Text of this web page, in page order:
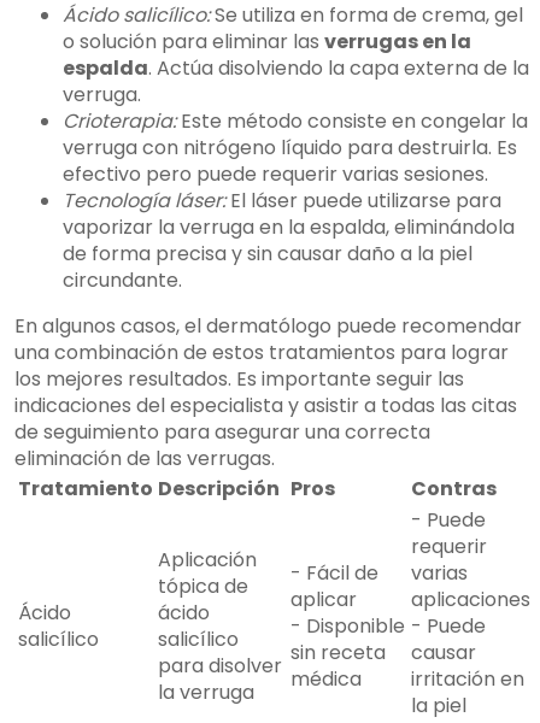
Ácido salicílico:Se utiliza en forma de crema, gel
o solución para eliminar las verrugas en la
espalda. Actúa disolviendo la capa externa de la
verruga.
Crioterapia:Este método consiste en congelar la
verruga con nitrógeno líquido para destruirla. Es
efectivo pero puede requerir varias sesiones.
Tecnología láser:El láser puede utilizarse para
vaporizar la verruga en la espalda, eliminándola
de forma precisa y sin causar daño a la piel
circundante.
En algunos casos, el dermatólogo puede recomendar
una combinación de estos tratamientos para lograr
los mejores resultados. Es importante seguir las
indicaciones del especialista y asistir a todas las citas
de seguimiento para asegurar una correcta
eliminación de las verrugas.
Tratamiento Descripción Pros Contras
Ácido
salicílico
Aplicación
tópica de
ácido
salicílico
para disolver
la verruga
- Fácil de
aplicar
- Disponible
sin receta
médica
- Puede
requerir
varias
aplicaciones
- Puede
causar
irritación en
la piel